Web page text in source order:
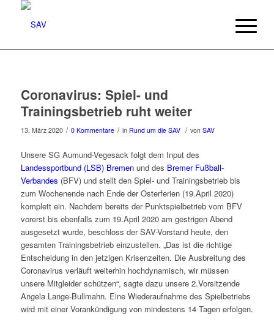
Coronavirus: Spiel- und
Trainingsbetrieb ruht weiter
13. März 2020 / 0 Kommentare / in Rund um die SAV / von SAV
Unsere SG Aumund-Vegesack folgt dem Input des
Landessportbund (LSB) Bremenund des Bremer Fußball-
Verbandes (BFV) und stellt den Spiel- und Trainingsbetrieb bis
zum Wochenende nach Ende der Osterferien (19.April 2020)
komplett ein. Nachdem bereits der Punktspielbetrieb vom BFV
vorerst bis ebenfalls zum 19.April 2020 am gestrigen Abend
ausgesetzt wurde, beschloss der SAV-Vorstand heute, den
gesamten Trainingsbetrieb einzustellen. „Das ist die richtige
Entscheidung in den jetzigen Krisenzeiten. Die Ausbreitung des
Coronavirus verläuft weiterhin hochdynamisch, wir müssen
unsere Mitgleider schützen“, sagte dazu unsere 2.Vorsitzende
Angela Lange-Bullmahn. Eine Wiederaufnahme des Spielbetriebs
wird mit einer Vorankündigung von mindestens 14 Tagen erfolgen.